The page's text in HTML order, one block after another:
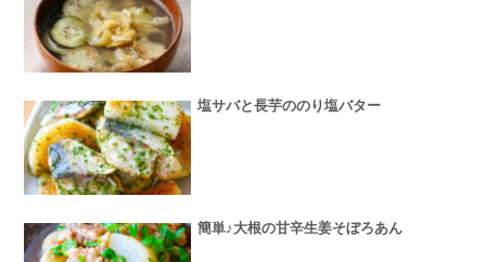
塩サバと長芋ののり塩バター
簡単♪大根の甘辛生姜そぼろあん